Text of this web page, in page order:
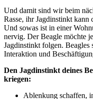
Und damit sind wir beim
Rasse, ihr Jagdinstinkt kann
Und sowas ist in einer
nervig. Der Beagle möchte
Jagdinstinkt folgen. Beagles
Interaktion und
Den Jagdinstinkt deines
kriegen:
Ablenkung schaffen,